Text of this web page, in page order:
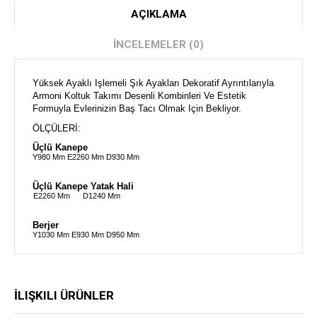
AÇIKLAMA
İNCELEMELER (0)
Yüksek Ayaklı Işlemeli Şık Ayakları Dekoratif Ayrıntılarıyla
Armoni Koltuk Takımı Desenli Kombinleri Ve Estetik
Formuyla Evlerinizin Baş Tacı Olmak Için Bekliyor.
ÖLÇÜLERİ:
Üçlü Kanepe
Y980 Mm E2260 Mm D930 Mm
Üçlü Kanepe Yatak Hali
E2260 Mm D1240 Mm
Berjer
Y1030 Mm E930 Mm D950 Mm
İLIŞKILI ÜRÜNLER